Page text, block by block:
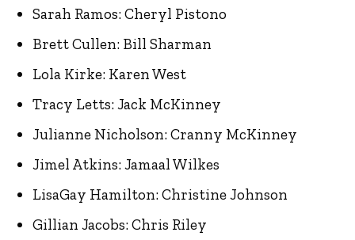
Sarah Ramos: Cheryl Pistono
Brett Cullen: Bill Sharman
Lola Kirke: Karen West
Tracy Letts: Jack McKinney
Julianne Nicholson: Cranny McKinney
Jimel Atkins: Jamaal Wilkes
LisaGay Hamilton: Christine Johnson
Gillian Jacobs: Chris Riley